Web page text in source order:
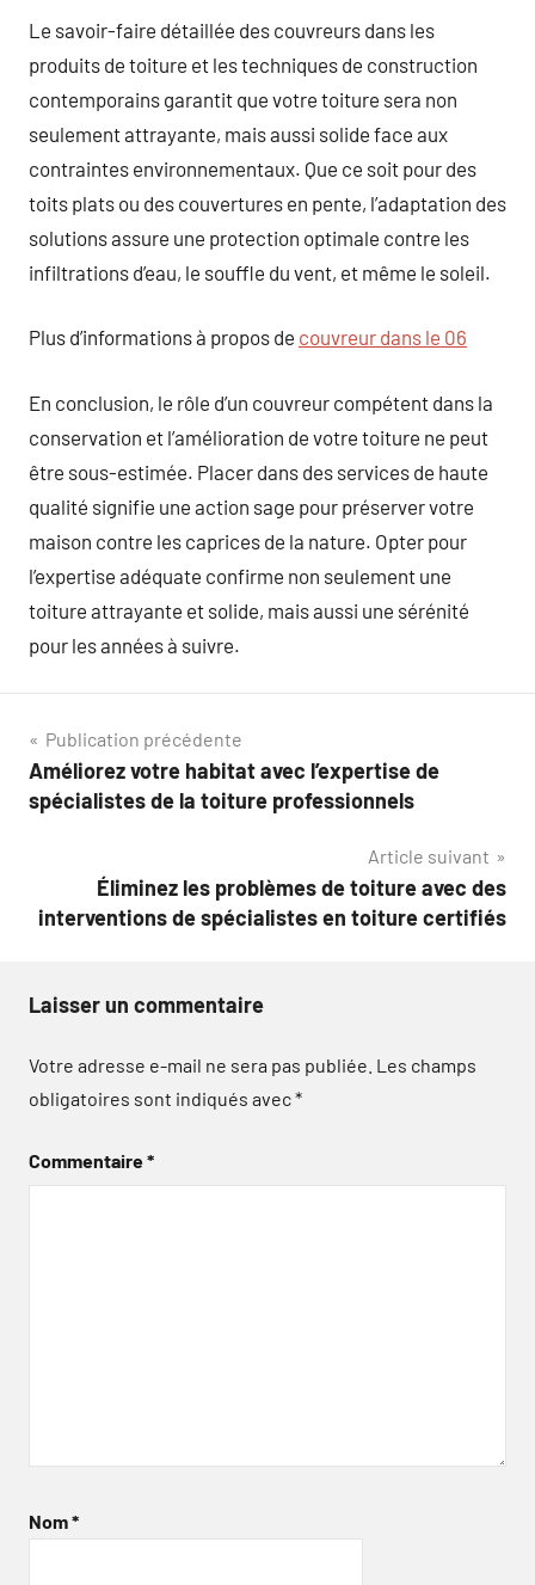
Le savoir-faire détaillée des couvreurs dans les
produits de toiture et les techniques de construction
contemporains garantit que votre toiture sera non
seulement attrayante, mais aussi solide face aux
contraintes environnementaux. Que ce soit pour des
toits plats ou des couvertures en pente, l’adaptation des
solutions assure une protection optimale contre les
infiltrations d’eau, le souffle du vent, et même le soleil.
Plus d’informations à propos de couvreur dans le 06
En conclusion, le rôle d’un couvreur compétent dans la
conservation et l’amélioration de votre toiture ne peut
être sous-estimée. Placer dans des services de haute
qualité signifie une action sage pour préserver votre
maison contre les caprices de la nature. Opter pour
l’expertise adéquate confirme non seulement une
toiture attrayante et solide, mais aussi une sérénité
pour les années à suivre.
Navigation
de
Publication précédente
Améliorez votre habitat avec l’expertise de
spécialistes de la toiture professionnels
Article suivant
Éliminez les problèmes de toiture avec des
interventions de spécialistes en toiture certifiés
Laisser un commentaire
Votre adresse e-mail ne sera pas publiée. Les champs
obligatoires sont indiqués avec*
Commentaire*
Nom*